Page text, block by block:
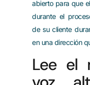
abierto para que
durante el
de su cliente
en una dirección
Lee el